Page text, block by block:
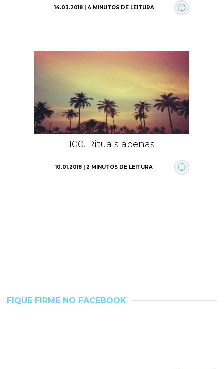
14.03.2018 | 4 MINUTOS DE LEITURA
100. Rituais apenas
10.01.2018 | 2 MINUTOS DE LEITURA
FIQUE FIRME NO FACEBOOK